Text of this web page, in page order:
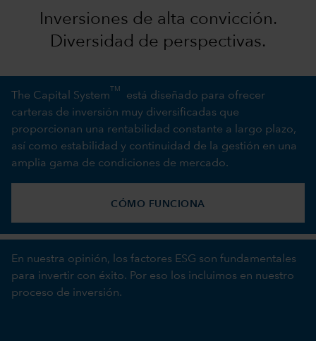
Inversiones de alta convicción.
Diversidad de perspectivas.
The Capital System
TM
está diseñado para ofrecer
carteras de inversión muy diversificadas que
proporcionan una rentabilidad constante a largo plazo,
así como estabilidad y continuidad de la gestión en una
amplia gama de condiciones de mercado.
CÓMO FUNCIONA
En nuestra opinión, los factores ESG son fundamentales
para invertir con éxito. Por eso los incluimos en nuestro
proceso de inversión.